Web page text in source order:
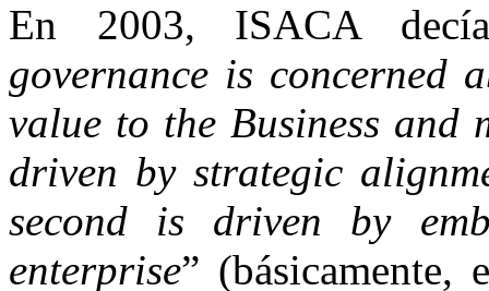
En 2003, ISACA
governance is concerned
value to the Business
driven by strategic
second is driven by
enterprise”